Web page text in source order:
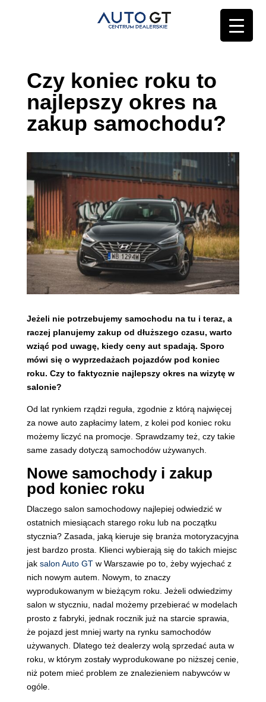
Czy koniec roku to
najlepszy okres na
zakup samochodu?
Jeżeli nie potrzebujemy samochodu na tu i teraz, a
raczej planujemy zakup od dłuższego czasu, warto
wziąć pod uwagę, kiedy ceny aut spadają. Sporo
mówi się o wyprzedażach pojazdów pod koniec
roku. Czy to faktycznie najlepszy okres na wizytę w
salonie?
Od lat rynkiem rządzi reguła, zgodnie z którą najwięcej
za nowe auto zapłacimy latem, z kolei pod koniec roku
możemy liczyć na promocje. Sprawdzamy też, czy takie
same zasady dotyczą samochodów używanych.
Nowe samochody i zakup
pod koniec roku
Dlaczego salon samochodowy najlepiej odwiedzić w
ostatnich miesiącach starego roku lub na początku
stycznia? Zasada, jaką kieruje się branża motoryzacyjna
jest bardzo prosta. Klienci wybierają się do takich miejsc
jak salon Auto GTw Warszawie po to, żeby wyjechać z
nich nowym autem. Nowym, to znaczy
wyprodukowanym w bieżącym roku. Jeżeli odwiedzimy
salon w styczniu, nadal możemy przebierać w modelach
prosto z fabryki, jednak rocznik już na starcie sprawia,
że pojazd jest mniej warty na rynku samochodów
używanych. Dlatego też dealerzy wolą sprzedać auta w
roku, w którym zostały wyprodukowane po niższej cenie,
niż potem mieć problem ze znalezieniem nabywców w
ogóle.